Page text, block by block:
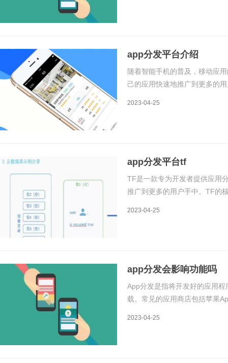
app分发平台介绍
随着智能手机的普及，移动应
己的应用快速地推广到更多的
2023-04-25
app分发平台tf
TF是一款专为开发者提供应用
推广到更多的用户手中。TF的
2023-04-25
app分发会影响功能吗
App分发是指将开发好的应用
载。常见的应用商店包括苹果
2023-04-25